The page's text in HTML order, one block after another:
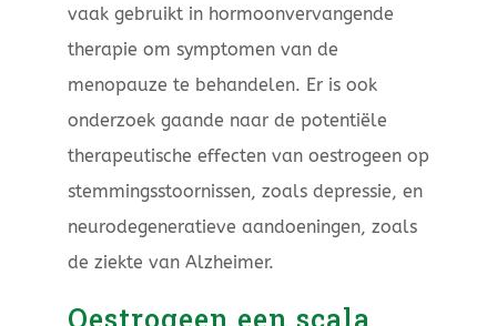
vaak gebruikt in hormoonvervangende
therapie om symptomen van de
menopauze te behandelen. Er is ook
onderzoek gaande naar de potentiële
therapeutische effecten van oestrogeen op
stemmingsstoornissen, zoals depressie, en
neurodegeneratieve aandoeningen, zoals
de ziekte van Alzheimer.
Oestrogeen een scala